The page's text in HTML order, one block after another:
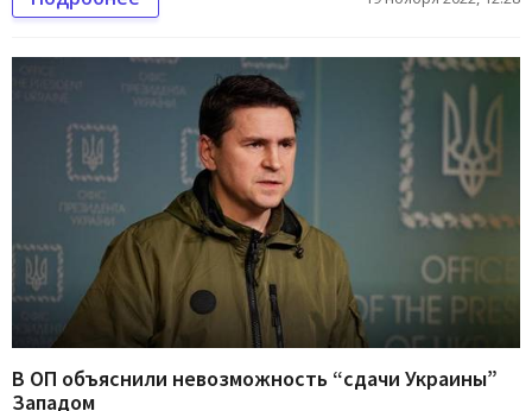
В ОП объяснили невозможность “сдачи Украины”
Западом